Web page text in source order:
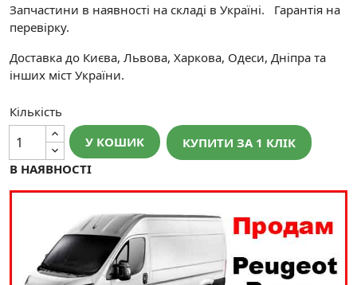
Запчастини в наявності на складі в Україні. Гарантія на
перевірку.
Доставка до Києва, Львова, Харкова, Одеси, Дніпра та
інших міст України.
Кількість
У КОШИК
КУПИТИ ЗА 1 КЛIК
В НАЯВНОСТІ